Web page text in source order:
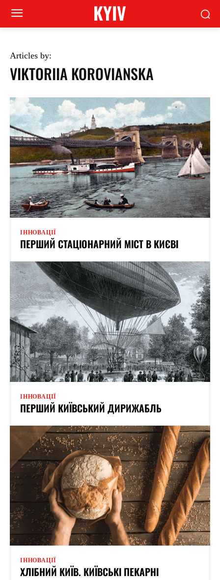
KYIV
Articles by:
VIKTORIIA KOROVIANSKA
ІННОВАЦІЇ
ПЕРШИЙ СТАЦІОНАРНИЙ МІСТ В КИЄВІ
ІННОВАЦІЇ
ПЕРШИЙ КИЇВСЬКИЙ ДИРИЖАБЛЬ
ІННОВАЦІЇ
ХЛІБНИЙ КИЇВ. КИЇВСЬКІ ПЕКАРНІ